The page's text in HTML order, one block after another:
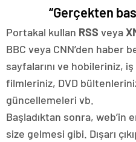
“Gerçekten
Portakal kullan RSS veya
BBC veya CNN’den haber
sayfalarını ve hobileriniz, iş
filmleriniz, DVD
güncellemeleri vb.
Başladıktan sonra, web’in
size gelmesi gibi. Dışarı